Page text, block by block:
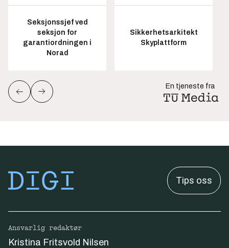
Seksjonssjef ved
seksjon for
garantiordningen i
Norad
Sikkerhetsarkitekt
Skyplattform
En tjeneste fra
Tips oss
Ansvarlig redaktør
Kristina Fritsvold Nilsen